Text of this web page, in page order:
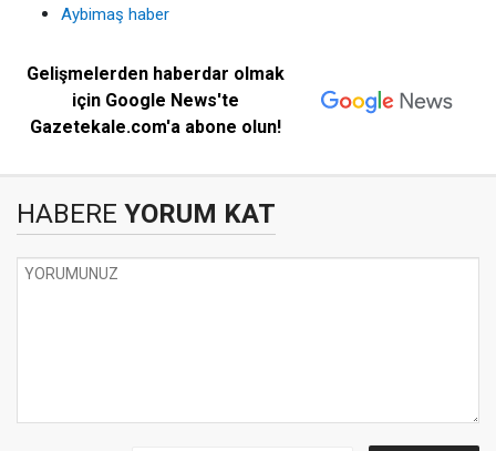
Aybimaş haber
Gelişmelerden haberdar olmak
için Google News'te
Gazetekale.com'a abone olun!
HABERE YORUM KAT